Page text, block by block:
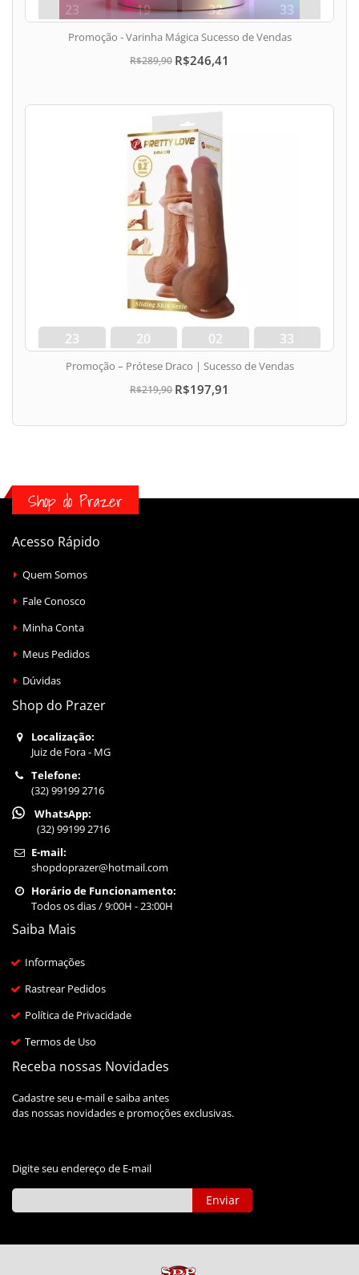
23
dias
19
hora
32
min
33
seg
Promoção - Varinha Mágica Sucesso de Vendas
R$289,90 R$246,41
23
dias
20
hora
02
min
33
seg
Promoção – Prótese Draco | Sucesso de Vendas
R$219,90 R$197,91
Shop do Prazer
Acesso Rápido
Quem Somos
Fale Conosco
Minha Conta
Meus Pedidos
Dúvidas
Shop do Prazer
Localização:
Juiz de Fora - MG
Telefone:
(32) 99199 2716
WhatsApp:
(32) 99199 2716
E-mail:
shopdoprazer@hotmail.com
Horário de Funcionamento:
Todos os dias / 9:00H - 23:00H
Saiba Mais
Informações
Rastrear Pedidos
Política de Privacidade
Termos de Uso
Receba nossas Novidades
Cadastre seu e-mail e saiba antes
das nossas novidades e promoções exclusivas.
Digite seu endereço de E-mail
Enviar